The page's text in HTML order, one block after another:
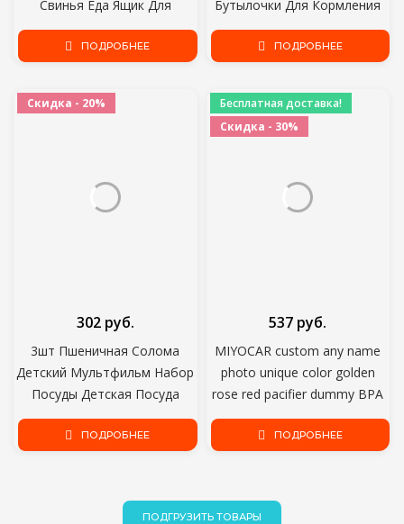
Свинья Еда Ящик Для
Хранения Основных
Зерновых Детские Сухое
Закуски Контейнер
ПОДРОБНЕЕ
Бутылочки Для Кормления
Nibbler Learn Feeding
Питьевая Вода Соломенная
Соска Младенец
ПОДРОБНЕЕ
Скидка - 20%
3шт Пшеничная Солома
Детский Мультфильм Набор
Посуды Детская Посуда
Детский Ужин Платон
Детское Питание Тарелка
302 руб.
ПОДРОБНЕЕ
Бесплатная доставка!
Скидка - 30%
MIYOCAR custom any name
photo unique color golden
rose red pacifier dummy BPA
free уникальный подарок для
новорожденного душа
537 руб.
ПОДРОБНЕЕ
ПОДГРУЗИТЬ ТОВАРЫ